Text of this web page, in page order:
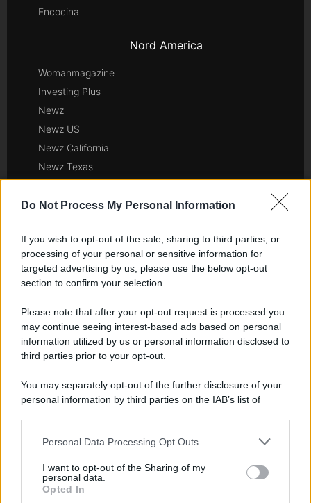
Do Not Process My Personal Information
If you wish to opt-out of the sale, sharing to third parties, or
processing of your personal or sensitive information for
targeted advertising by us, please use the below opt-out
section to confirm your selection.
Please note that after your opt-out request is processed you
may continue seeing interest-based ads based on personal
information utilized by us or personal information disclosed to
third parties prior to your opt-out.
You may separately opt-out of the further disclosure of your
personal information by third parties on the IAB’s list of
This information may also be disclosed by us to third parties
disclose it to other third parties.
Please note that this website/app uses one or more Google
Personal Data Processing Opt Outs
I want to opt-out of the Sharing of my
personal data.
Opted In
Encocina
Nord America
Womanmagazine
Investing Plus
Newz
Newz US
Newz California
Newz Texas
Newz New York
Newz Illinois
Newz Ohio
Gameland
Scoop Mag
Lgbtqia News
Motors Magazine 365
Home Magazine 365